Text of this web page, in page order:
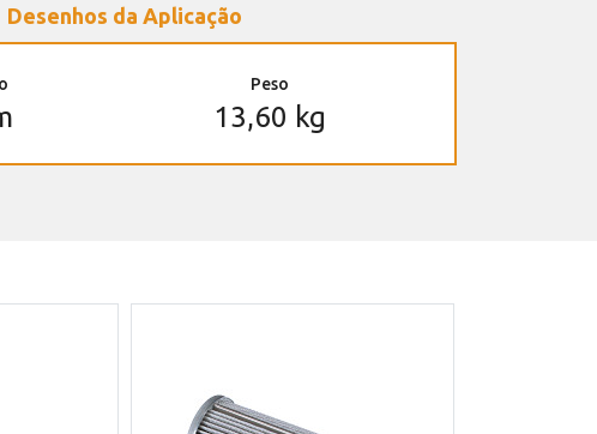
Desenhos da Aplicação
Peso
13,60 kg